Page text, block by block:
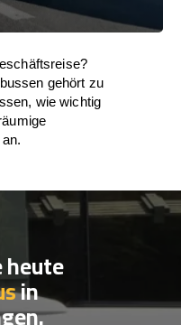
gehört zu
wie wichtig
heute
in